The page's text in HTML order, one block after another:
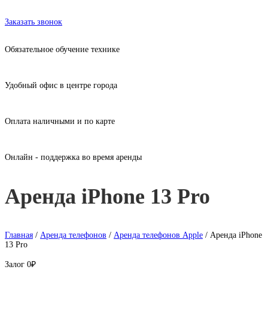
Заказать звонок
Обязательное обучение технике
Удобный офис в центре города
Оплата наличными и по карте
Онлайн - поддержка во время аренды
Аренда iPhone 13 Pro
Главная / Аренда телефонов / Аренда телефонов Apple / Аренда iPhone
13 Pro
Залог 0₽